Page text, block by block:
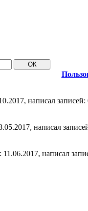
написал записей:
написал
написал